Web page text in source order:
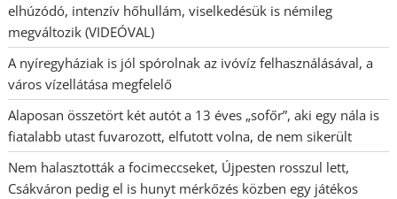
elhúzódó, intenzív hőhullám, viselkedésük is némileg
megváltozik (VIDEÓVAL)
A nyíregyháziak is jól spórolnak az ivóvíz felhasználásával, a
város vízellátása megfelelő
Alaposan összetört két autót a 13 éves „sofőr”, aki egy nála is
fiatalabb utast fuvarozott, elfutott volna, de nem sikerült
Nem halasztották a focimeccseket, Újpesten rosszul lett,
Csákváron pedig el is hunyt mérkőzés közben egy játékos